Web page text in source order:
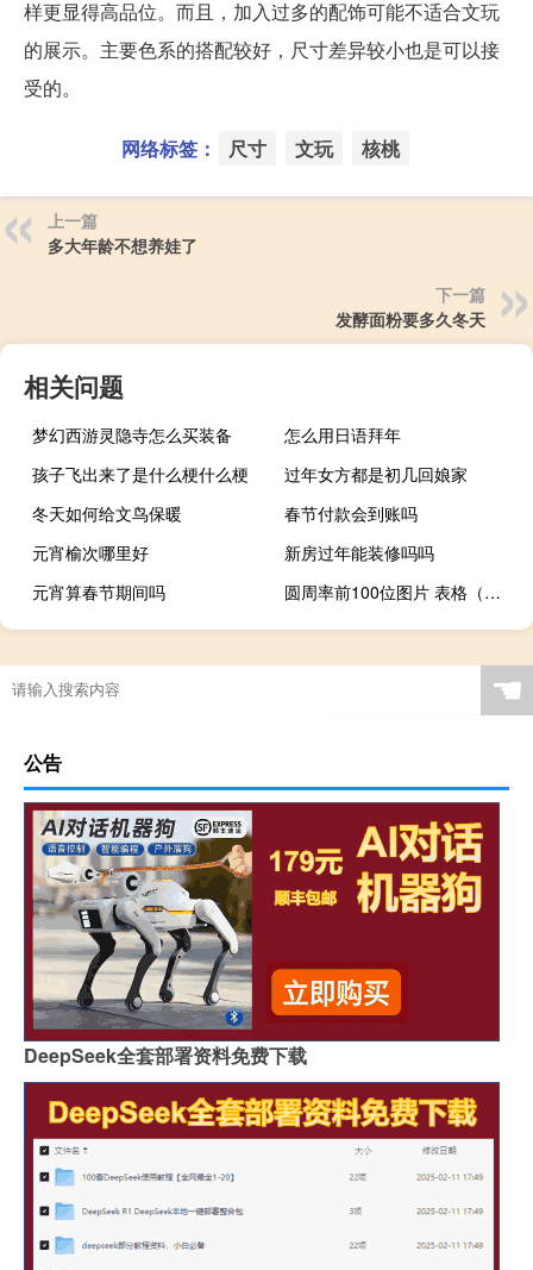
样更显得高品位。而且，加入过多的配饰可能不适合文玩
的展示。主要色系的搭配较好，尺寸差异较小也是可以接
受的。
网络标签： 尺寸 文玩 核桃
上一篇
多大年龄不想养娃了
下一篇
发酵面粉要多久冬天
相关问题
梦幻西游灵隐寺怎么买装备
怎么用日语拜年
孩子飞出来了是什么梗什么梗
过年女方都是初几回娘家
冬天如何给文鸟保暖
春节付款会到账吗
元宵榆次哪里好
新房过年能装修吗吗
元宵算春节期间吗
圆周率前100位图片 表格（圆周率100位表格）
☚
公告
DeepSeek全套部署资料免费下载